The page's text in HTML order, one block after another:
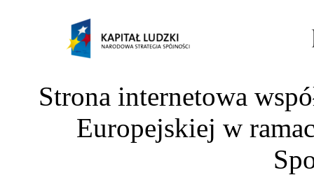
Strona internetowa
Europejskiej w